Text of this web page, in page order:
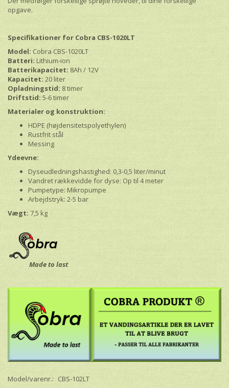
opgave.
Specifikationer for Cobra CBS-1020LT
Model: Cobra CBS-1020LT
Batteri: Lithium-ion
Batterikapacitet: 8Ah / 12V
Kapacitet: 20 liter
Opladningstid:8 timer
Driftstid: 5-6 timer
Materialer og konstruktion:
HDPE (højdensitetspolyethylen)
Rustfrit stål
Messing
Ydeevne:
Dyseudledningshastighed: 0,3-0,5 liter/minut
Vandret rækkevidde for dyse: Op til 4 meter
Pumpetype: Mikropumpe
Arbejdstryk: 2-5 bar
Vægt:7,5 kg
Made to last
Model/varenr.: CBS-102LT